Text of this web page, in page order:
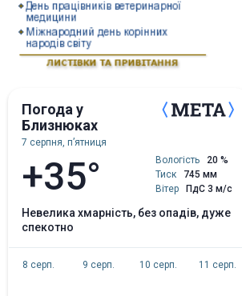
Погода у
Близнюках
7 серпня, пʼятниця
+35° Вологість
20 %
Тиск
745 мм
Вітер
ПдС 3 м/с
невелика хмарність, без опадів, дуже
спекотно
8 серп. 9 серп. 10 серп. 11 серп.